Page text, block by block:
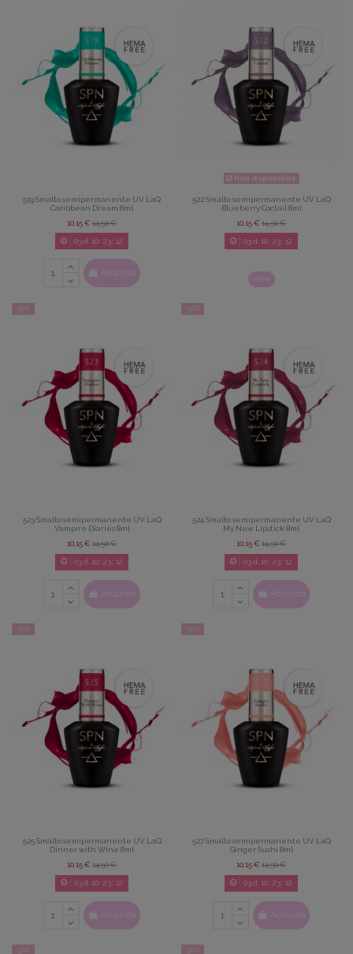
519 Smalto semipermanente UV LaQ
Caribbean Dream 8ml
10,15 € 14,50 €
03d. 10: 23: 08
Acquista
Non disponibile
522 Smalto semipermanente UV LaQ
Blueberry Coctail 8ml
10,15 € 14,50 €
03d. 10: 23: 08
View
-30%
523 Smalto semipermanente UV LaQ
Vampire Diaries 8ml
10,15 € 14,50 €
03d. 10: 23: 08
Acquista
-30%
524 Smalto semipermanente UV LaQ
My New Lipstick 8ml
10,15 € 14,50 €
03d. 10: 23: 08
Acquista
-30%
525 Smalto semipermanente UV LaQ
Dinner with Wine 8ml
10,15 € 14,50 €
03d. 10: 23: 08
Acquista
-30%
527 Smalto semipermanente UV LaQ
Ginger Sushi 8ml
10,15 € 14,50 €
03d. 10: 23: 08
Acquista
-30% -30%